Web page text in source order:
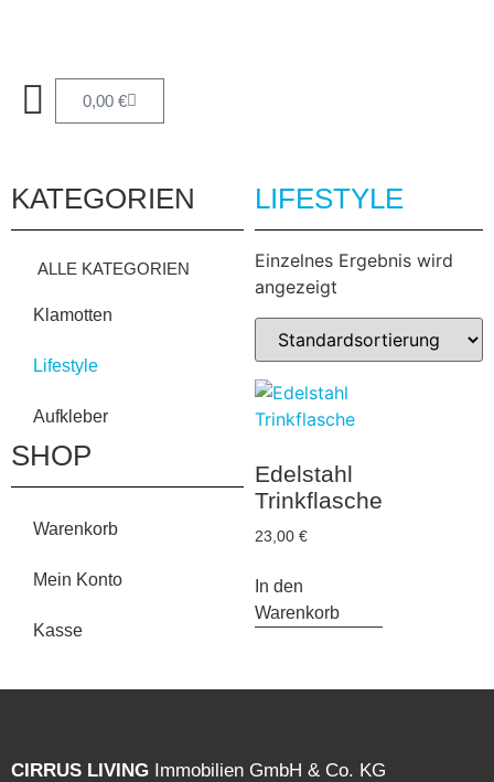
0,00 €
KATEGORIEN
ALLE KATEGORIEN
Klamotten
Lifestyle
Aufkleber
SHOP
Warenkorb
Mein Konto
Kasse
LIFESTYLE
Einzelnes Ergebnis wird
angezeigt
Edelstahl
Trinkflasche
23,00€
In den
Warenkorb
CIRRUS LIVING Immobilien GmbH & Co. KG